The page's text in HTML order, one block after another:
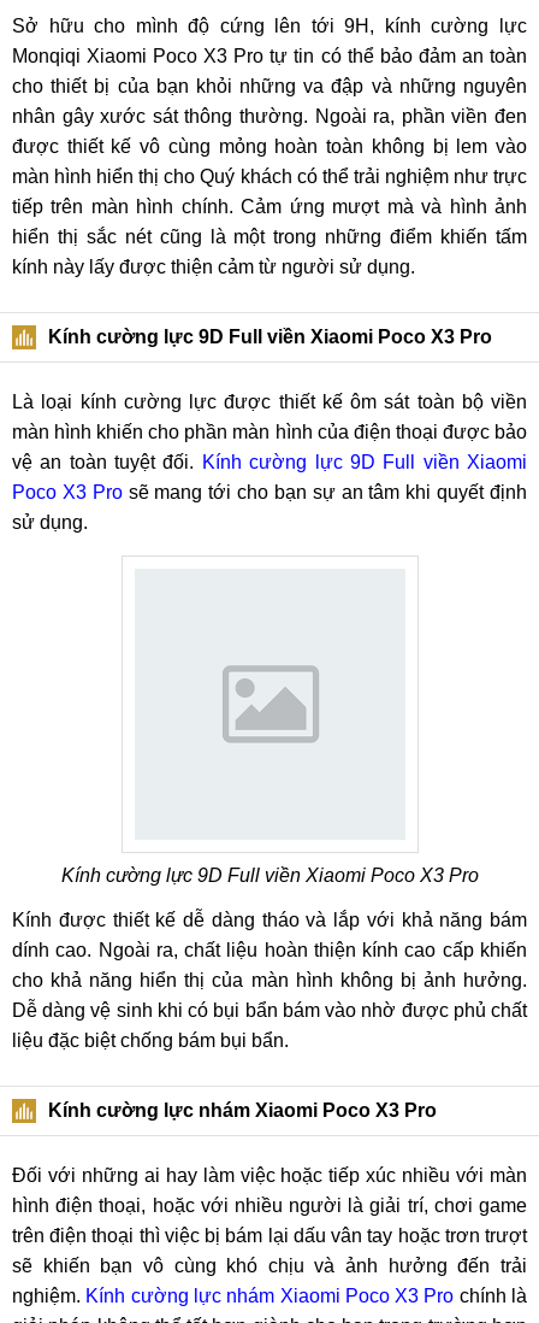
Sở hữu cho mình độ cứng lên tới 9H, kính cường lực
Monqiqi Xiaomi Poco X3 Pro tự tin có thể bảo đảm an toàn
cho thiết bị của bạn khỏi những va đập và những nguyên
nhân gây xước sát thông thường. Ngoài ra, phần viền đen
được thiết kế vô cùng mỏng hoàn toàn không bị lem vào
màn hình hiển thị cho Quý khách có thể trải nghiệm như trực
tiếp trên màn hình chính. Cảm ứng mượt mà và hình ảnh
hiển thị sắc nét cũng là một trong những điểm khiến tấm
kính này lấy được thiện cảm từ người sử dụng.
Kính cường lực 9D Full viền Xiaomi Poco X3 Pro
Là loại kính cường lực được thiết kế ôm sát toàn bộ viền
màn hình khiến cho phần màn hình của điện thoại được bảo
vệ an toàn tuyệt đối. Kính cường lực 9D Full viền Xiaomi
Poco X3 Prosẽ mang tới cho bạn sự an tâm khi quyết định
sử dụng.
Kính cường lực 9D Full viền Xiaomi Poco X3 Pro
Kính được thiết kế dễ dàng tháo và lắp với khả năng bám
dính cao. Ngoài ra, chất liệu hoàn thiện kính cao cấp khiến
cho khả năng hiển thị của màn hình không bị ảnh hưởng.
Dễ dàng vệ sinh khi có bụi bẩn bám vào nhờ được phủ chất
liệu đặc biệt chống bám bụi bẩn.
Kính cường lực nhám Xiaomi Poco X3 Pro
Đối với những ai hay làm việc hoặc tiếp xúc nhiều với màn
hình điện thoại, hoặc với nhiều người là giải trí, chơi game
trên điện thoại thì việc bị bám lại dấu vân tay hoặc trơn trượt
sẽ khiến bạn vô cùng khó chịu và ảnh hưởng đến trải
nghiệm. Kính cường lực nhám Xiaomi Poco X3 Pro chính là